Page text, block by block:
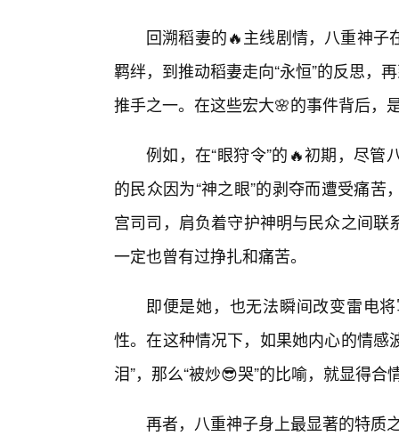
回溯稻妻的🔥主线剧情，八重神
羁绊，到推动稻妻走向“永恒”的反思，
推手之一。在这些宏大🌸的事件背后，
例如，在“眼狩令”的🔥初期，尽
的民众因为“神之眼”的剥夺而遭受痛
宫司司，肩负着守护神明与民众之间
一定也曾有过挣扎和痛苦。
即便是她，也无法瞬间改变雷电
性。在这种情况下，如果她内心的情感
泪”，那么“被炒😎哭”的比喻，就显得合
再者，八重神子身上最显著的特质